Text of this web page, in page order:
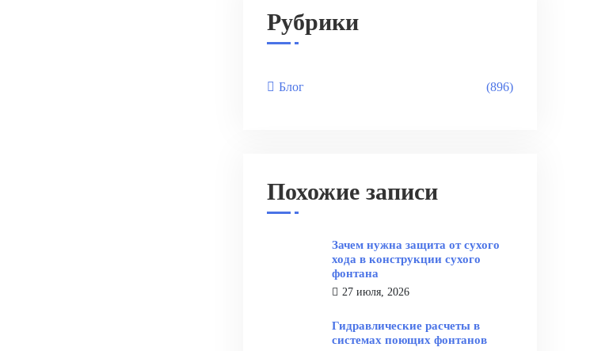
Рубрики
Блог (896)
Похожие записи
Зачем нужна защита от сухого
хода в конструкции сухого
фонтана
27 июля, 2026
Гидравлические расчеты в
системах поющих фонтанов